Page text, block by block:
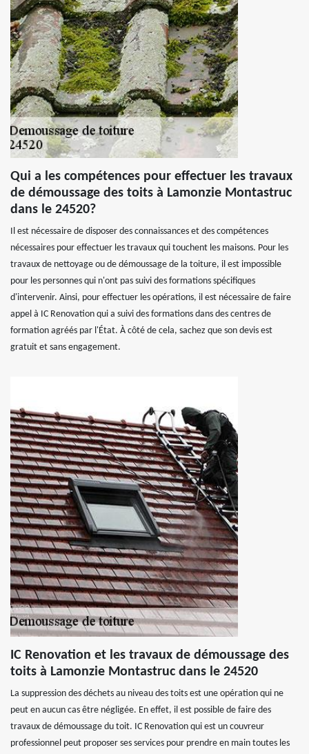
Qui a les compétences pour effectuer les travaux
de démoussage des toits à Lamonzie Montastruc
dans le 24520?
Il est nécessaire de disposer des connaissances et des compétences
nécessaires pour effectuer les travaux qui touchent les maisons. Pour les
travaux de nettoyage ou de démoussage de la toiture, il est impossible
pour les personnes qui n'ont pas suivi des formations spécifiques
d'intervenir. Ainsi, pour effectuer les opérations, il est nécessaire de faire
appel à IC Renovation qui a suivi des formations dans des centres de
formation agréés par l'État. À côté de cela, sachez que son devis est
gratuit et sans engagement.
IC Renovation et les travaux de démoussage des
toits à Lamonzie Montastruc dans le 24520
La suppression des déchets au niveau des toits est une opération qui ne
peut en aucun cas être négligée. En effet, il est possible de faire des
travaux de démoussage du toit. IC Renovation qui est un couvreur
professionnel peut proposer ses services pour prendre en main toutes les